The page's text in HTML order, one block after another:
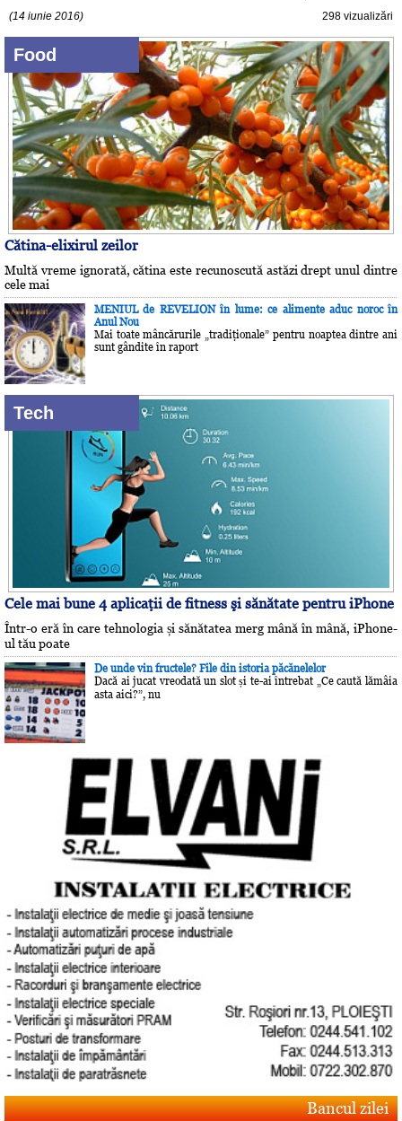
(14 iunie 2016) 298 vizualizări
Food
Cătina-elixirul zeilor
Multă vreme ignorată, cătina este recunoscută astăzi drept unul dintre
cele mai
MENIUL de REVELION în lume: ce alimente aduc noroc în
Anul Nou
Mai toate mâncărurile „tradiţionale” pentru noaptea dintre ani
sunt gândite în raport
Tech
Cele mai bune 4 aplicaţii de fitness şi sănătate pentru iPhone
Într-o eră în care tehnologia și sănătatea merg mână în mână, iPhone-
ul tău poate
De unde vin fructele? File din istoria păcănelelor
Dacă ai jucat vreodată un slot și te-ai întrebat „Ce caută lămâia
asta aici?”, nu
Bancul zilei